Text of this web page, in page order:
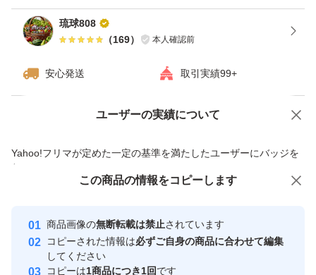
特徴:香りと辛味が強く、食感が柔らかい。
おすすめ:天ぷら、豚肉とのチャンプルー、肉巻き。
琉球808
（169） 本人確認前
安心発送 取引実績99+
ユーザーの実績について
Yahoo!フリマが定めた一定の基準を満たしたユーザーにバッジを
付与しています
安心取引出品者
心・安全なユーザーです
取引実績
価格の相談 商品への質問
この商品の情報をコピーします
商品画像の無断転載は禁止されています
コピーされた情報は必ずご自身の商品に合わせて編集
してください
コピーは1商品につき1回です
この商品をみている人にオススメ